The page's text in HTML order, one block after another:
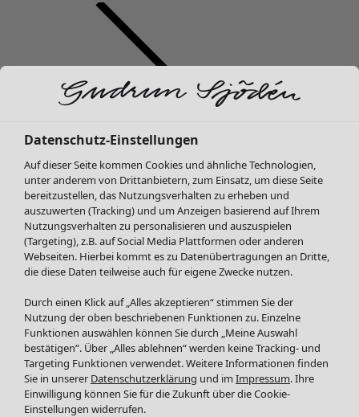
Alle anzeigen
Kleider
Tuniken
Blusen
Pullover & Shirts
Strickjacken
Röcke
Jacken & Mäntel
Leggings /Strumpfhosen
Accessoires
Schuhe
Bademode
SALE Zuhause
Datenschutz-Einstellungen
Auf dieser Seite kommen Cookies und ähnliche Technologien,
unter anderem von Drittanbietern, zum Einsatz, um diese Seite
bereitzustellen, das Nutzungsverhalten zu erheben und
auszuwerten (Tracking) und um Anzeigen basierend auf Ihrem
Nutzungsverhalten zu personalisieren und auszuspielen
(Targeting), z.B. auf Social Media Plattformen oder anderen
Webseiten. Hierbei kommt es zu Datenübertragungen an Dritte,
die diese Daten teilweise auch für eigene Zwecke nutzen.
Durch einen Klick auf „Alles akzeptieren“ stimmen Sie der
Nutzung der oben beschriebenen Funktionen zu. Einzelne
Funktionen auswählen können Sie durch „Meine Auswahl
bestätigen“. Über „Alles ablehnen“ werden keine Tracking- und
Targeting Funktionen verwendet. Weitere Informationen finden
Sie in unserer Datenschutzerklärung und im Impressum. Ihre
Einwilligung können Sie für die Zukunft über die Cookie-
Einstellungen widerrufen.